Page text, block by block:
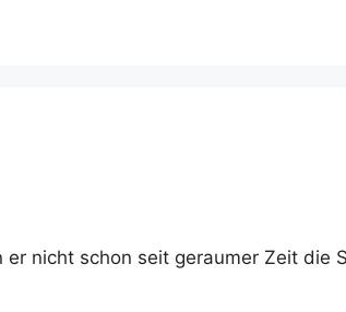
nicht schon seit geraumer Zeit die